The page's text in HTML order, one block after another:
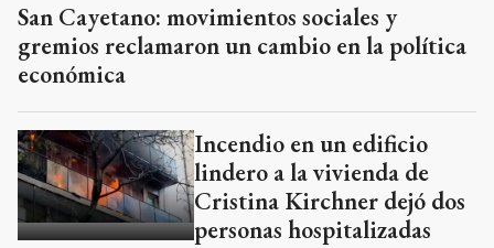
San Cayetano: movimientos sociales y
gremios reclamaron un cambio en la política
económica
Incendio en un edificio
lindero a la vivienda de
Cristina Kirchner dejó dos
personas hospitalizadas